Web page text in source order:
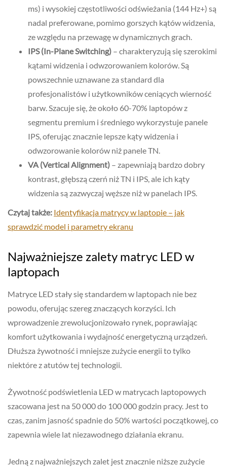
ms) i wysokiej częstotliwości odświeżania (144 Hz+) są
nadal preferowane, pomimo gorszych kątów widzenia,
ze względu na przewagę w dynamicznych grach.
IPS (In-Plane Switching) – charakteryzują się szerokimi
kątami widzenia i odwzorowaniem kolorów. Są
powszechnie uznawane za standard dla
profesjonalistów i użytkowników ceniących wierność
barw. Szacuje się, że około 60-70% laptopów z
segmentu premium i średniego wykorzystuje panele
IPS, oferując znacznie lepsze kąty widzenia i
odwzorowanie kolorów niż panele TN.
VA (Vertical Alignment) – zapewniają bardzo dobry
kontrast, głębszą czerń niż TN i IPS, ale ich kąty
widzenia są zazwyczaj węższe niż w panelach IPS.
Czytaj także: Identyfikacja matrycy w laptopie – jak
sprawdzić model i parametry ekranu
Najważniejsze zalety matryc LED w
laptopach
Matryce LED stały się standardem w laptopach nie bez
powodu, oferując szereg znaczących korzyści. Ich
wprowadzenie zrewolucjonizowało rynek, poprawiając
komfort użytkowania i wydajność energetyczną urządzeń.
Dłuższa żywotność i mniejsze zużycie energii to tylko
niektóre z atutów tej technologii.
Żywotność podświetlenia LED w matrycach laptopowych
szacowana jest na 50 000 do 100 000 godzin pracy. Jest to
czas, zanim jasność spadnie do 50% wartości początkowej, co
zapewnia wiele lat niezawodnego działania ekranu.
Jedną z najważniejszych zalet jest znacznie niższe zużycie